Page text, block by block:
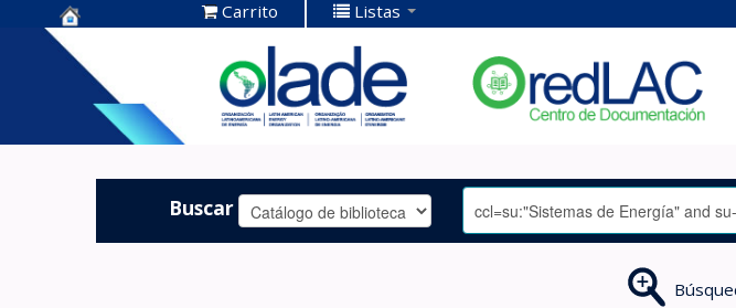
Centro de
Documentación
OLADE -
Carrito Listas
Buscar